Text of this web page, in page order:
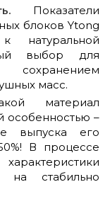
Показатели
блоков Ytong
натуральной
выбор для
масс.
материал
особенностью –
выпуска его
В процессе
на стабильно